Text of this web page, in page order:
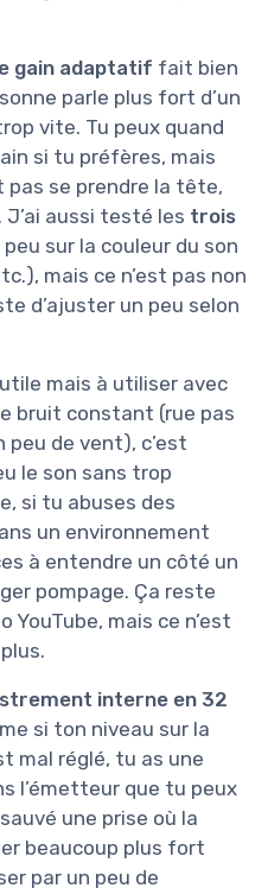
gain adaptatif fait bien
parle plus fort d’un
vite. Tu peux quand
si tu préfères, mais
pas se prendre la tête,
aussi testé les trois
peu sur la couleur du son
mais ce n’est pas non
d’ajuster un peu selon
mais à utiliser avec
bruit constant (rue pas
peu de vent), c’est
le son sans trop
si tu abuses des
un environnement
à entendre un côté un
pompage. Ça reste
YouTube, mais ce n’est
interne en 32
si ton niveau sur la
mal réglé, tu as une
l’émetteur que tu peux
une prise où la
beaucoup plus fort
par un peu de